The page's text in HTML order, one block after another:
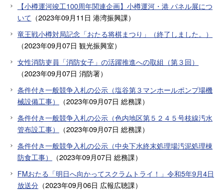
【小樽運河竣工100周年関連企画】小樽運河・港 パネル展につ
いて （2023年09月11日 港湾振興課）
竜王戦小樽対局記念「おたる将棋まつり」（終了しました。）
（2023年09月07日 観光振興室）
女性消防吏員「消防女子」の活躍推進への取組（第３回）
（2023年09月07日 消防署）
条件付き一般競争入札の公示（塩谷第３マンホールポンプ場機
械設備工事）
（2023年09月07日 総務課）
条件付き一般競争入札の公示（色内地区第５２４５号枝線汚水
管布設工事）
（2023年09月07日 総務課）
条件付き一般競争入札の公示（中央下水終末処理場汚泥処理棟
防食工事）
（2023年09月07日 総務課）
FMおたる「明日へ向かってスクラムトライ！」令和5年9月4日
放送分 （2023年09月06日 広報広聴課）